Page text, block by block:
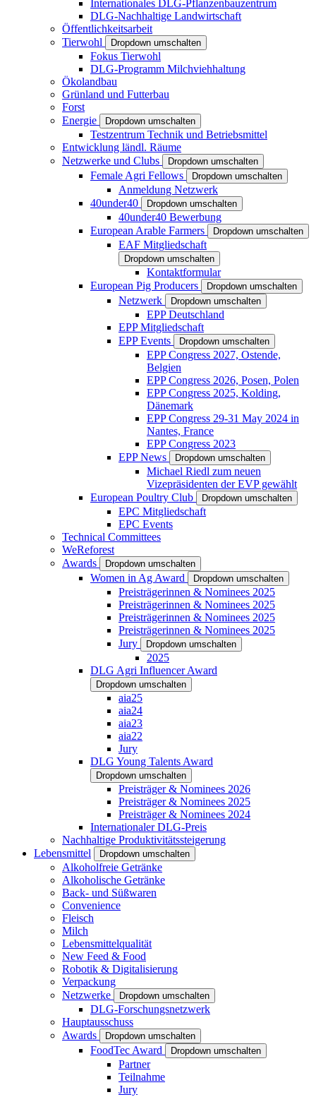
Internationales DLG-Pflanzenbauzentrum
DLG-Nachhaltige Landwirtschaft
Öffentlichkeitsarbeit
Tierwohl
Dropdown umschalten
Fokus Tierwohl
DLG-Programm Milchviehhaltung
Ökolandbau
Grünland und Futterbau
Forst
Energie
Dropdown umschalten
Testzentrum Technik und Betriebsmittel
Entwicklung ländl. Räume
Netzwerke und Clubs
Dropdown umschalten
Female Agri Fellows Dropdown umschalten
Anmeldung Netzwerk
40under40
Dropdown umschalten
40under40 Bewerbung
European Arable Farmers
Dropdown umschalten
EAF Mitgliedschaft
Dropdown umschalten
Kontaktformular
European Pig Producers
Dropdown umschalten
Netzwerk Dropdown umschalten
EPP Deutschland
EPP Mitgliedschaft
EPP Events
Dropdown umschalten
EPP Congress 2027, Ostende,
Belgien
EPP Congress 2026, Posen, Polen
EPP Congress 2025, Kolding,
Dänemark
EPP Congress 29-31 May 2024 in
Nantes, France
EPP Congress 2023
EPP News
Dropdown umschalten
Michael Riedl zum neuen
Vizepräsidenten der EVP gewählt
European Poultry Club
Dropdown umschalten
EPC Mitgliedschaft
EPC Events
Technical Committees
WeReforest
Awards
Dropdown umschalten
Women in Ag Award Dropdown umschalten
Preisträgerinnen & Nominees 2025
Preisträgerinnen & Nominees 2025
Preisträgerinnen & Nominees 2025
Preisträgerinnen & Nominees 2025
Jury
Dropdown umschalten
2025
DLG Agri Influencer Award
Dropdown umschalten
aia25
aia24
aia23
aia22
Jury
DLG Young Talents Award
Dropdown umschalten
Preisträger & Nominees 2026
Preisträger & Nominees 2025
Preisträger & Nominees 2024
Internationaler DLG-Preis
Nachhaltige Produktivitätssteigerung
Lebensmittel
Dropdown umschalten
Alkoholfreie Getränke
Alkoholische Getränke
Back- und Süßwaren
Convenience
Fleisch
Milch
Lebensmittelqualität
New Feed & Food
Robotik & Digitalisierung
Verpackung
Netzwerke
Dropdown umschalten
DLG-Forschungsnetzwerk
Hauptausschuss
Awards
Dropdown umschalten
FoodTec Award Dropdown umschalten
Partner
Teilnahme
Jury